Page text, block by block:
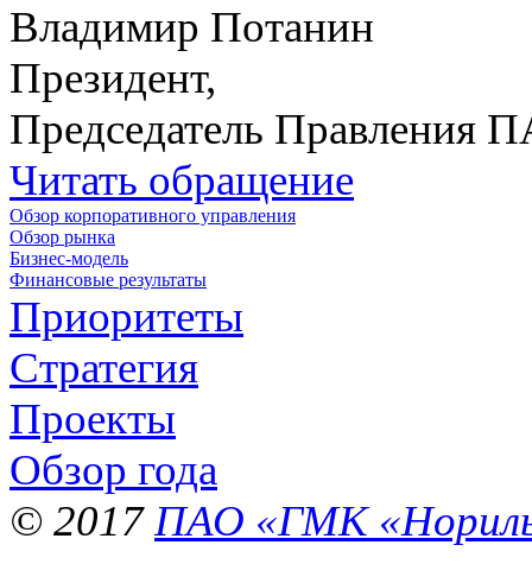
Владимир Потанин
Президент,
Председатель Правления
Читать обращение
Обзор корпоративного управления
Обзор рынка
Бизнес-модель
Финансовые результаты
Приоритеты
Стратегия
Проекты
Обзор года
© 2017 ПАО «ГМК